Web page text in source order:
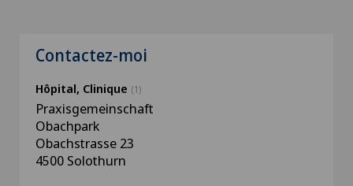
Contactez-moi
Hôpital, Clinique (1)
Praxisgemeinschaft
Obachpark
Obachstrasse 23‎
4500 Solothurn